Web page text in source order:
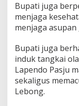
Bupati juga
menjaga
menjaga
Bupati juga
induk tangkai
Lapendo Pasju
sekaligus
Lebong.